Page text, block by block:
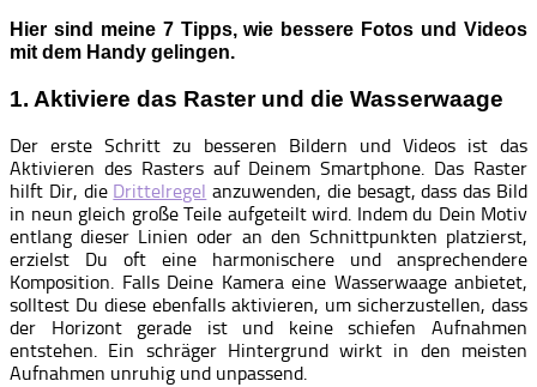
Hier sind meine 7 Tipps, wie bessere Fotos und Videos
mit dem Handy gelingen.
1. Aktiviere das Raster und die Wasserwaage
Der erste Schritt zu besseren Bildern und Videos ist das
Aktivieren des Rasters auf Deinem Smartphone. Das Raster
hilft Dir, die Drittelregel anzuwenden, die besagt, dass das Bild
in neun gleich große Teile aufgeteilt wird. Indem du Dein Motiv
entlang dieser Linien oder an den Schnittpunkten platzierst,
erzielst Du oft eine harmonischere und ansprechendere
Komposition. Falls Deine Kamera eine Wasserwaage anbietet,
solltest Du diese ebenfalls aktivieren, um sicherzustellen, dass
der Horizont gerade ist und keine schiefen Aufnahmen
entstehen. Ein schräger Hintergrund wirkt in den meisten
Aufnahmen unruhig und unpassend.